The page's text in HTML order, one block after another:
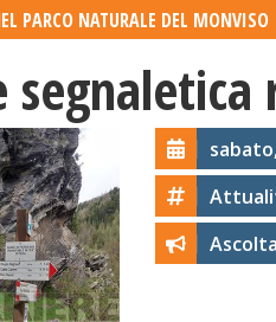
PARCO NATURALE DEL MONVISO
Ascolta